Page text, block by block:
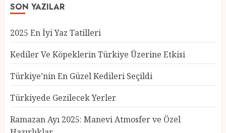
SON YAZILAR
2025 En İyi Yaz Tatilleri
Kediler Ve Köpeklerin Türkiye Üzerine Etkisi
Türkiye’nin En Güzel Kedileri Seçildi
Türkiyede Gezilecek Yerler
Ramazan Ayı 2025: Manevi Atmosfer ve Özel
Türkiye’nin En Güzel Kedileri
Seçildi
12 MART 2025